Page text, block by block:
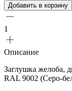
Добавить в корзину
1
Описание
Заглушка желоба,
RAL 9002 (Серо-